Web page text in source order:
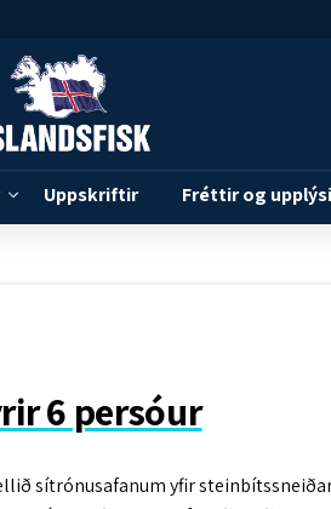
Uppskriftir Fréttir og
6 persóur
sítrónusafanum yfir